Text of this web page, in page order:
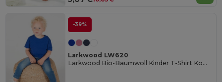
-39%
Larkwood LW620
Larkwood Bio-Baumwoll Kinder T-Shirt Komfort